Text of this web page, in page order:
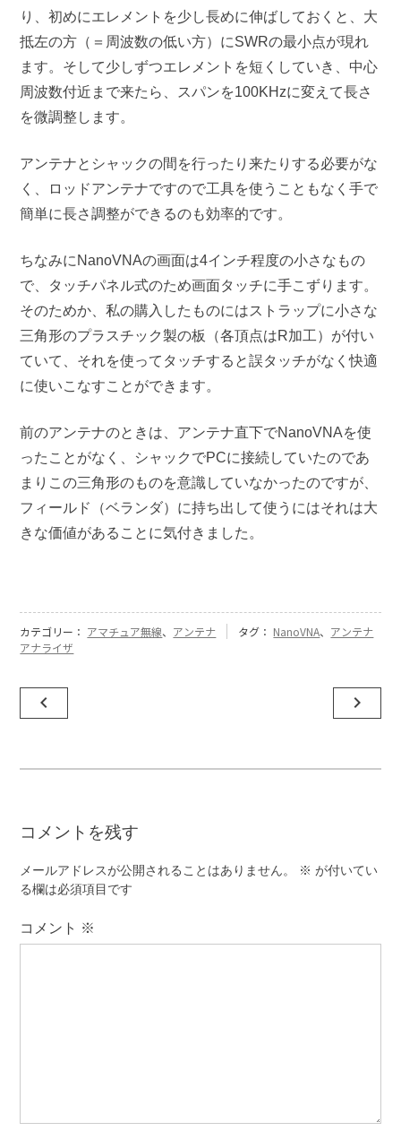
り、初めにエレメントを少し長めに伸ばしておくと、大
抵左の方（＝周波数の低い方）にSWRの最小点が現れ
ます。そして少しずつエレメントを短くしていき、中心
周波数付近まで来たら、スパンを100KHzに変えて長さ
を微調整します。
アンテナとシャックの間を行ったり来たりする必要がな
く、ロッドアンテナですので工具を使うこともなく手で
簡単に長さ調整ができるのも効率的です。
ちなみにNanoVNAの画面は4インチ程度の小さなもの
で、タッチパネル式のため画面タッチに手こずります。
そのためか、私の購入したものにはストラップに小さな
三角形のプラスチック製の板（各頂点はR加工）が付い
ていて、それを使ってタッチすると誤タッチがなく快適
に使いこなすことができます。
前のアンテナのときは、アンテナ直下でNanoVNAを使
ったことがなく、シャックでPCに接続していたのであ
まりこの三角形のものを意識していなかったのですが、
フィールド（ベランダ）に持ち出して使うにはそれは大
きな価値があることに気付きました。
カテゴリー： アマチュア無線、 アンテナ タグ： NanoVNA、 アンテナ
アナライザ
稿
ー
シ
ョ
navigate_before navigate_next
コメントを残す
メールアドレスが公開されることはありません。 ※ が付いてい
る欄は必須項目です
コメント ※